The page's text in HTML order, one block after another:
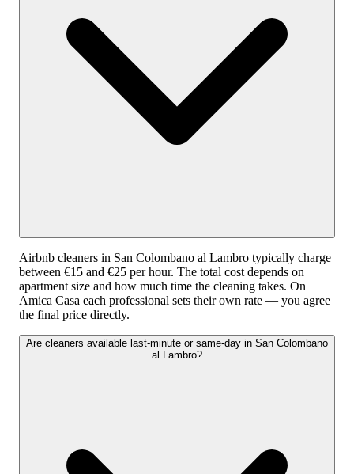
Airbnb cleaners in San Colombano al Lambro typically charge
between €15 and €25 per hour. The total cost depends on
apartment size and how much time the cleaning takes. On
Amica Casa each professional sets their own rate — you agree
the final price directly.
Are cleaners available last-minute or same-day in San Colombano
al Lambro?